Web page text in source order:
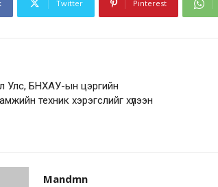
Twitter Pinterest
БНХАУ-ын цэргийн
техник хэрэгслийг хүлээн
Mandmn